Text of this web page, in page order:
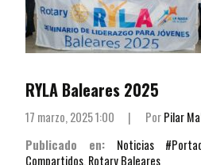
RYLA Baleares 2025
17 marzo, 2025 1:00 | PorPilar
Publicado en:
Noticias
Compartidos, Rotary Baleares